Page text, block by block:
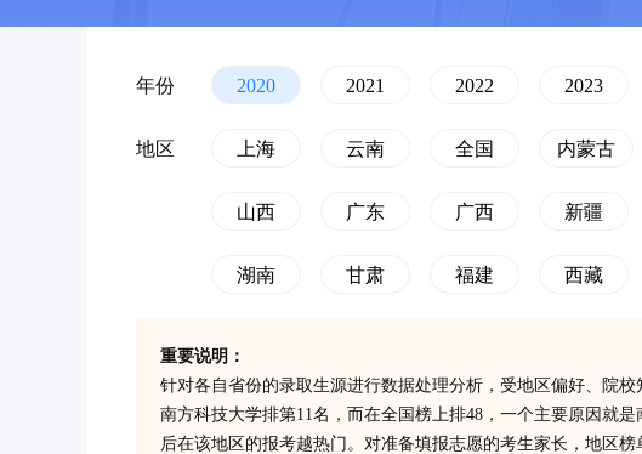
年份 2020 2021 2022 2023
地区 上海 云南 全国 内蒙古
山西 广东 广西 新疆
湖南 甘肃 福建 西藏
重要说明：
针对各自省份的录取生源进行数据处理分析，受地区偏好、院
南方科技大学排第11名，而在全国榜上排48，一个主要原因就
后在该地区的报考越热门。对准备填报志愿的考生家长，地区榜